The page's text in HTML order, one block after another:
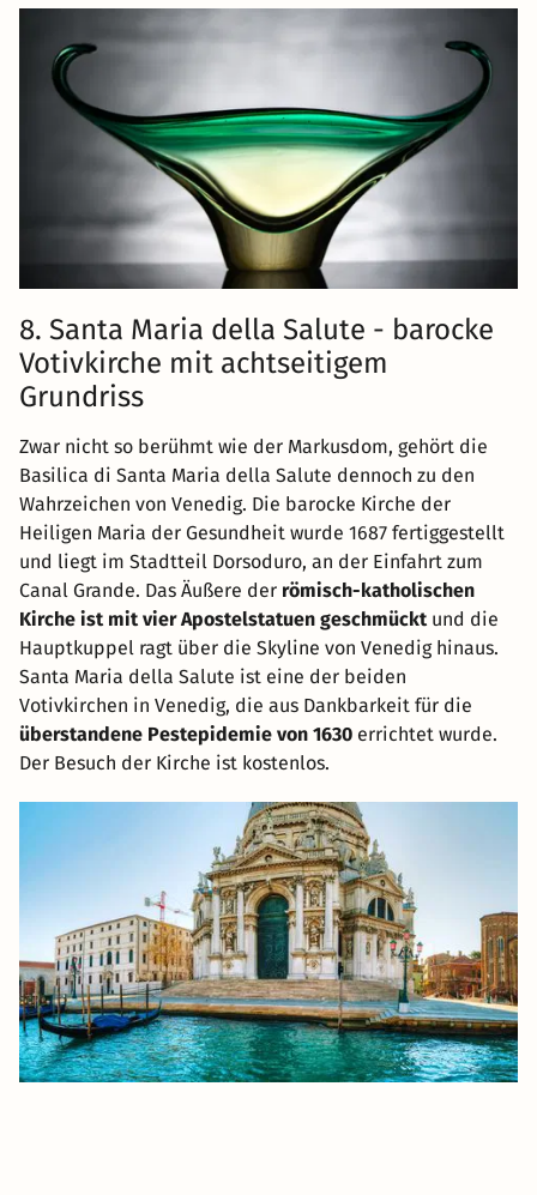
8. Santa Maria della Salute - barocke
Votivkirche mit achtseitigem
Grundriss
Zwar nicht so berühmt wie der Markusdom, gehört die
Basilica di Santa Maria della Salute dennoch zu den
Wahrzeichen von Venedig. Die barocke Kirche der
Heiligen Maria der Gesundheit wurde 1687 fertiggestellt
und liegt im Stadtteil Dorsoduro, an der Einfahrt zum
Canal Grande. Das Äußere der römisch-katholischen
Kirche ist mit vier Apostelstatuen geschmücktund die
Hauptkuppel ragt über die Skyline von Venedig hinaus.
Santa Maria della Salute ist eine der beiden
Votivkirchen in Venedig, die aus Dankbarkeit für die
überstandene Pestepidemie von 1630 errichtet wurde.
Der Besuch der Kirche ist kostenlos.